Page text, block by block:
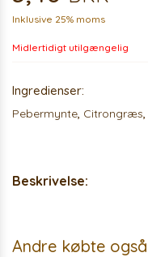
Inklusive 25% moms
Midlertidigt utilgængelig
Ingredienser:
Pebermynte, Citrongræs,
Beskrivelse:
Andre købte også